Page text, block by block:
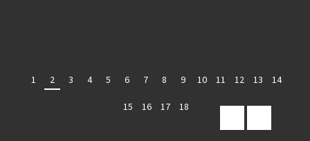
1 2 3 4 5 6 7 8 9 10 11 12 13 14
15 16 17 18